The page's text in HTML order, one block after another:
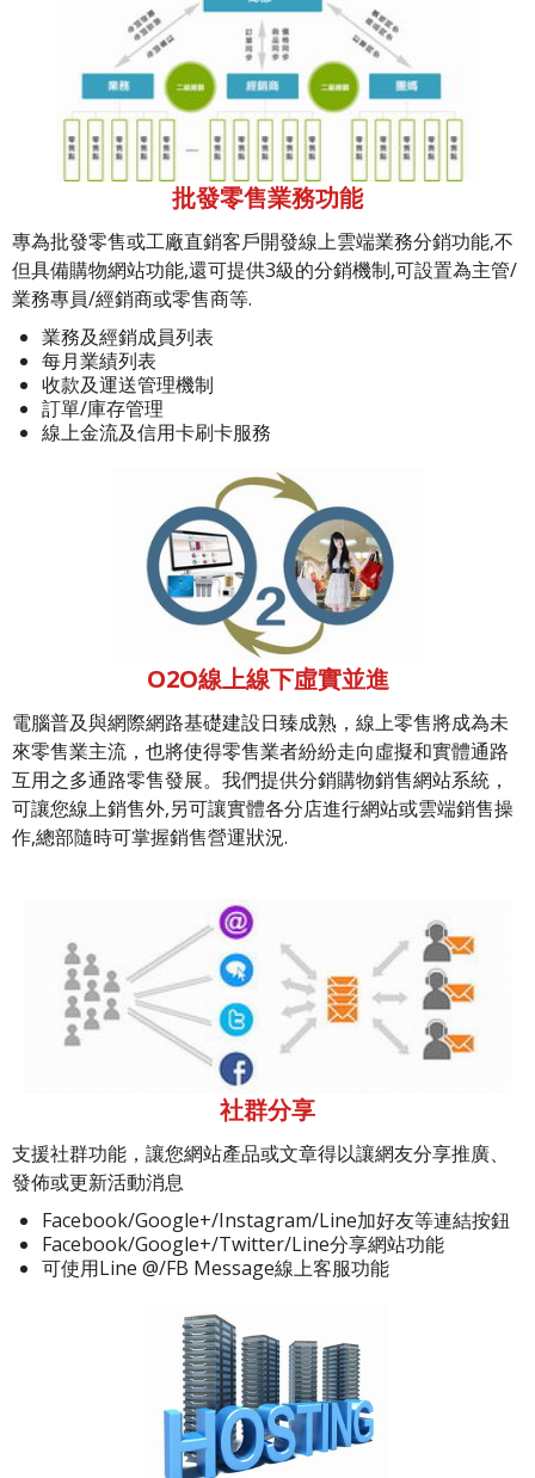
批發零售業務功能
專為批發零售或工廠直銷客戶開發線上雲端業務分銷功能,不
但具備購物網站功能,還可提供3級的分銷機制,可設置為主管/
業務專員/經銷商或零售商等.
業務及經銷成員列表
每月業績列表
收款及運送管理機制
訂單/庫存管理
線上金流及信用卡刷卡服務
O2O線上線下虛實並進
電腦普及與網際網路基礎建設日臻成熟，線上零售將成為未
來零售業主流，也將使得零售業者紛紛走向虛擬和實體通路
互用之多通路零售發展。我們提供分銷購物銷售網站系統，
可讓您線上銷售外,另可讓實體各分店進行網站或雲端銷售操
作,總部隨時可掌握銷售營運狀況.
社群分享
支援社群功能，讓您網站產品或文章得以讓網友分享推廣、
發佈或更新活動消息
Facebook/Google+/Instagram/Line加好友等連結按鈕
Facebook/Google+/Twitter/Line分享網站功能
可使用Line @/FB Message線上客服功能